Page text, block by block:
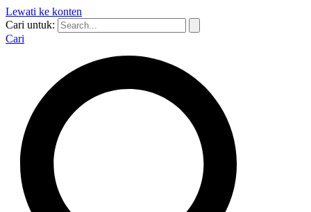
Lewati ke konten
Cari untuk:
Cari